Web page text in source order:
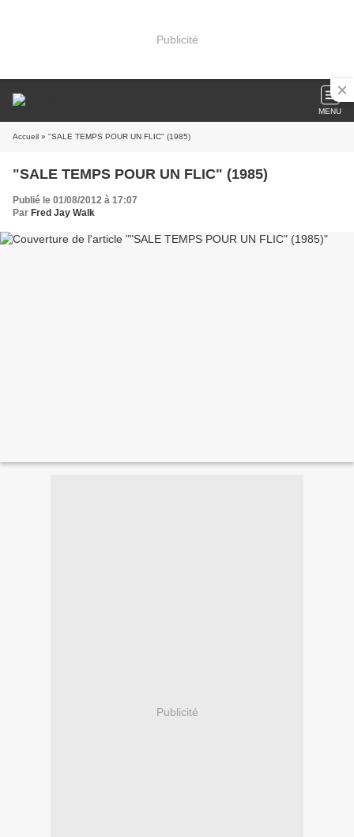
Publicité
MENU
Accueil » "SALE TEMPS POUR UN FLIC" (1985)
"SALE TEMPS POUR UN FLIC" (1985)
Publié le 01/08/2012 à 17:07
Par Fred Jay Walk
Publicité